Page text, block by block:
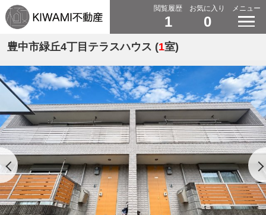
閲覧履歴
1
お気に入り
0
メニュー
豊中市緑丘4丁目テラスハウス (1室)